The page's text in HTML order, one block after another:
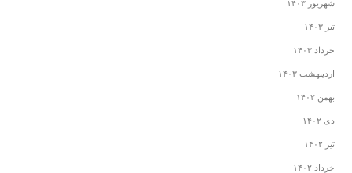
شهریور ۱۴۰۳
تیر ۱۴۰۳
خرداد ۱۴۰۳
اردیبهشت ۱۴۰۳
بهمن ۱۴۰۲
دی ۱۴۰۲
تیر ۱۴۰۲
خرداد ۱۴۰۲